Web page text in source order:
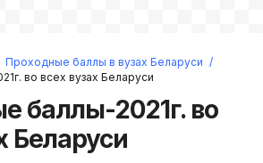
Войти
Регистрация
Прислать пароль
Проходные баллы в вузах Беларуси /
во всех вузах Беларуси
баллы-2021г. во
Беларуси